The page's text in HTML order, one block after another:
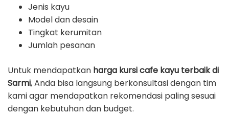
Jenis kayu
Model dan desain
Tingkat kerumitan
Jumlah pesanan
Untuk mendapatkan harga kursi cafe kayu terbaik di
Sarmi, Anda bisa langsung berkonsultasi dengan tim
kami agar mendapatkan rekomendasi paling sesuai
dengan kebutuhan dan budget.